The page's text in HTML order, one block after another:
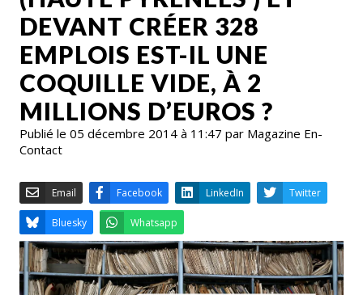
DEVANT CRÉER 328
EMPLOIS EST-IL UNE
COQUILLE VIDE, À 2
MILLIONS D’EUROS ?
Publié le 05 décembre 2014 à 11:47 par Magazine En-
Contact